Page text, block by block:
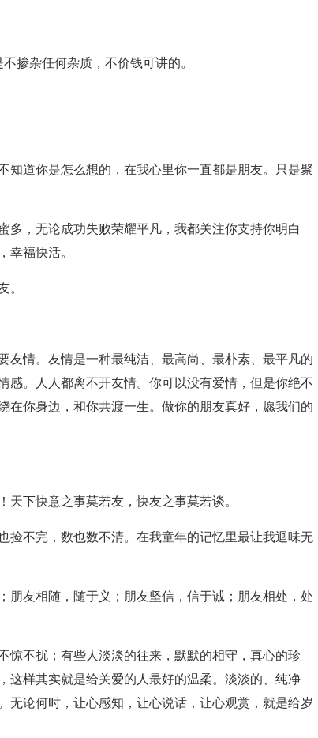
掺杂任何杂质，不价钱可讲的。
知道你是怎么想的，在我心里你一直都是朋友。只是聚
多，无论成功失败荣耀平凡，我都关注你支持你明白
幸福快活。
。
友情。友情是一种最纯洁、最高尚、最朴素、最平凡的
感。人人都离不开友情。你可以没有爱情，但是你绝不
在你身边，和你共渡一生。做你的朋友真好，愿我们的
天下快意之事莫若友，快友之事莫若谈。
捡不完，数也数不清。在我童年的记忆里最让我迴味无
朋友相随，随于义；朋友坚信，信于诚；朋友相处，处
惊不扰；有些人淡淡的往来，默默的相守，真心的珍
这样其实就是给关爱的人最好的温柔。淡淡的、纯净
无论何时，让心感知，让心说话，让心观赏，就是给岁